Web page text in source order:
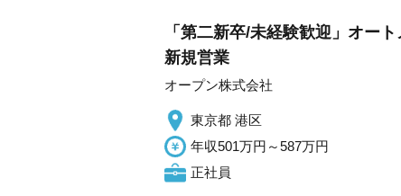
「第二新卒/未経験歓迎」オー
新規営業
オープン株式会社
東京都 港区
年収501万円～587万円
正社員